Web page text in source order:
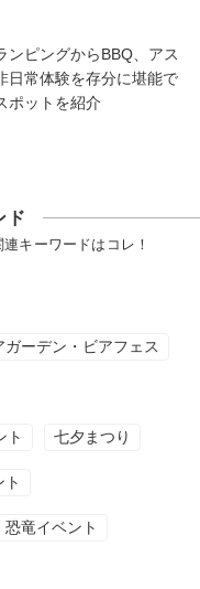
ンピングからBBQ、アス
日常体験を存分に堪能で
ポットを紹介
ド
キーワードはコレ！
ガーデン・ビアフェス
ト 七夕まつり
ト
恐竜イベント